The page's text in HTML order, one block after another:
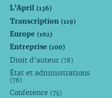
L’April (136)
Transcription (119)
Europe (102)
Entreprise (100)
Droit d’auteur (78)
État et administrations
(76)
Conference (75)